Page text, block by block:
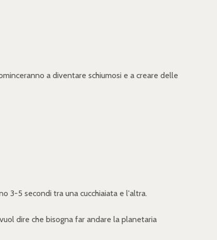
a diventare schiumosi e a creare delle
3-5 secondi tra una cucchiaiata e l'altra.
dire che bisogna far andare la planetaria